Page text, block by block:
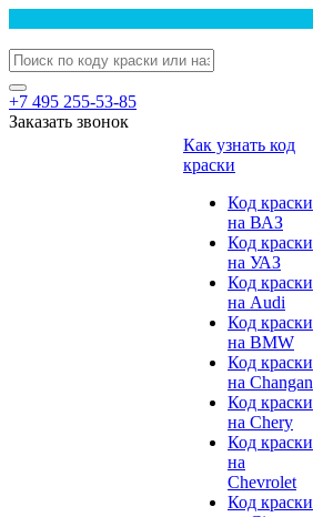
+7 495 255-53-85
Заказать звонок
Как узнать код
краски
Код краски
на ВАЗ
Код краски
на УАЗ
Код краски
на Audi
Код краски
на BMW
Код краски
на Changan
Код краски
на Chery
Код краски
на
Chevrolet
Код краски